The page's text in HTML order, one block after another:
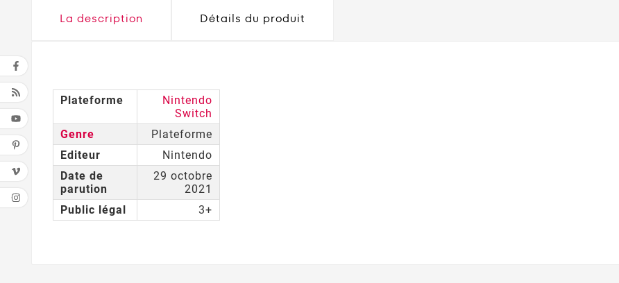
La description Détails du produit
Plateforme
Nintendo
Switch
Genre
Plateforme
Editeur
Nintendo
Date de
parution
29 octobre
2021
Public légal
3+